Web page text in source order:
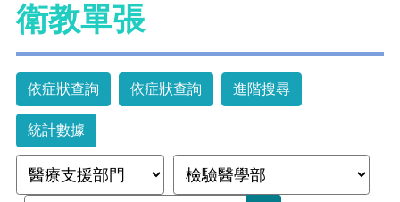
衛教單張
依症狀查詢 依症狀查詢 進階搜尋
統計數據